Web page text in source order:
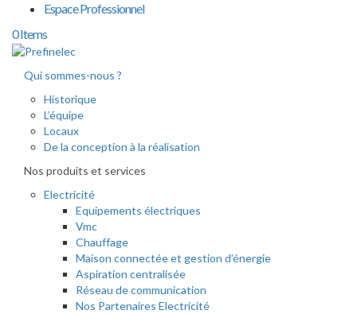
Espace Professionnel
0 Items
Qui sommes-nous ?
Historique
L’équipe
Locaux
De la conception à la réalisation
Nos produits et services
Electricité
Equipements électriques
Vmc
Chauffage
Maison connectée et gestion d’énergie
Aspiration centralisée
Réseau de communication
Nos Partenaires Electricité